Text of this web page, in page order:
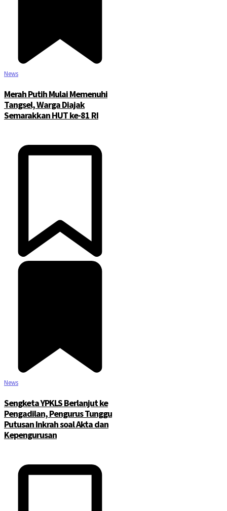
News
Merah Putih Mulai Memenuhi
Tangsel, Warga Diajak
Semarakkan HUT ke-81 RI
News
Sengketa YPKLS Berlanjut ke
Pengadilan, Pengurus Tunggu
Putusan Inkrah soal Akta dan
Kepengurusan